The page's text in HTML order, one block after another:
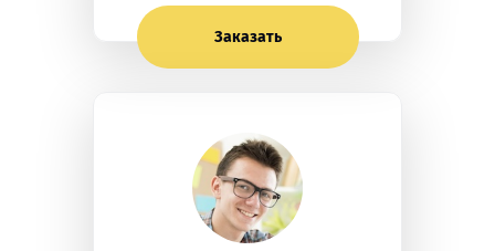
Заказать